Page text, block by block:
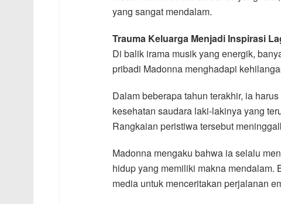
yang sangat mendalam.
Trauma Keluarga Menjadi Inspirasi
Di balik irama musik yang energik,
pribadi Madonna menghadapi
Dalam beberapa tahun terakhir, ia
kesehatan saudara laki-lakinya yang
Rangkaian peristiwa tersebut
Madonna mengaku bahwa ia selalu
hidup yang memiliki makna mendalam.
media untuk menceritakan perjalanan